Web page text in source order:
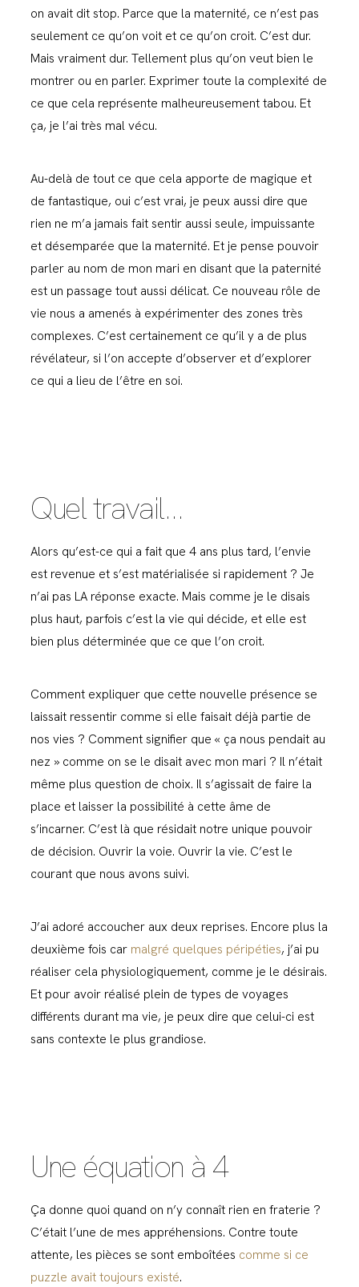
on avait dit stop. Parce que la maternité, ce n’est pas
seulement ce qu’on voit et ce qu’on croit. C’est dur.
Mais vraiment dur. Tellement plus qu’on veut bien le
montrer ou en parler. Exprimer toute la complexité de
ce que cela représente malheureusement tabou. Et
ça, je l’ai très mal vécu.
Au-delà de tout ce que cela apporte de magique et
de fantastique, oui c’est vrai, je peux aussi dire que
rien ne m’a jamais fait sentir aussi seule, impuissante
et désemparée que la maternité. Et je pense pouvoir
parler au nom de mon mari en disant que la paternité
est un passage tout aussi délicat. Ce nouveau rôle de
vie nous a amenés à expérimenter des zones très
complexes. C’est certainement ce qu’il y a de plus
révélateur, si l’on accepte d’observer et d’explorer
ce qui a lieu de l’être en soi.
Quel travail…
Alors qu’est-ce qui a fait que 4 ans plus tard, l’envie
est revenue et s’est matérialisée si rapidement ? Je
n’ai pas LA réponse exacte. Mais comme je le disais
plus haut, parfois c’est la vie qui décide, et elle est
bien plus déterminée que ce que l’on croit.
Comment expliquer que cette nouvelle présence se
laissait ressentir comme si elle faisait déjà partie de
nos vies ? Comment signifier que « ça nous pendait au
nez » comme on se le disait avec mon mari ? Il n’était
même plus question de choix. Il s’agissait de faire la
place et laisser la possibilité à cette âme de
s’incarner. C’est là que résidait notre unique pouvoir
de décision. Ouvrir la voie. Ouvrir la vie. C’est le
courant que nous avons suivi.
J’ai adoré accoucher aux deux reprises. Encore plus la
deuxième fois car malgré quelques péripéties, j’ai pu
réaliser cela physiologiquement, comme je le désirais.
Et pour avoir réalisé plein de types de voyages
différents durant ma vie, je peux dire que celui-ci est
sans contexte le plus grandiose.
Une équation à 4
Ça donne quoi quand on n’y connaît rien en fraterie ?
C’était l’une de mes appréhensions. Contre toute
attente, les pièces se sont emboîtées comme si ce
puzzle avait toujours existé.